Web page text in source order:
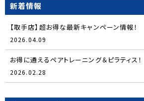
新着情報
【取手店】超お得な最新キャンペーン情報！
2026.04.09
お得に通えるペアトレーニング＆ピラティス！
2026.02.28